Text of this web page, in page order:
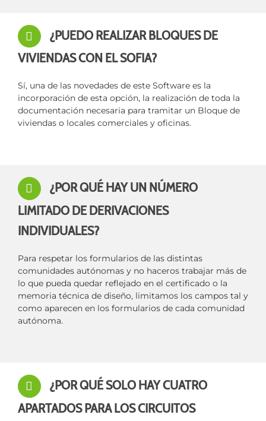
¿PUEDO REALIZAR BLOQUES DE
VIVIENDAS CON EL SOFIA?
Sí, una de las novedades de este Software es la
incorporación de esta opción, la realización de toda la
documentación necesaria para tramitar un Bloque de
viviendas o locales comerciales y oficinas.
¿POR QUÉ HAY UN NÚMERO
LIMITADO DE DERIVACIONES
INDIVIDUALES?
Para respetar los formularios de las distintas
comunidades autónomas y no haceros trabajar más de
lo que pueda quedar reflejado en el certificado o la
memoria técnica de diseño, limitamos los campos tal y
como aparecen en los formularios de cada comunidad
autónoma.
¿POR QUÉ SOLO HAY CUATRO
APARTADOS PARA LOS CIRCUITOS